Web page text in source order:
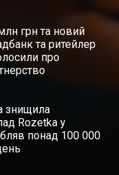
грн та новий
та ритейлер
про
знищила
Rozetka у
понад 100 000